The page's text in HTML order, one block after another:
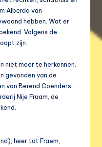
Alberda van
hebben. Wat er
Volgens de
zijn.
niet meer te herkennen.
gevonden van de
van Berend Coenders.
Nije Fraam, de
heer tot Fraem,